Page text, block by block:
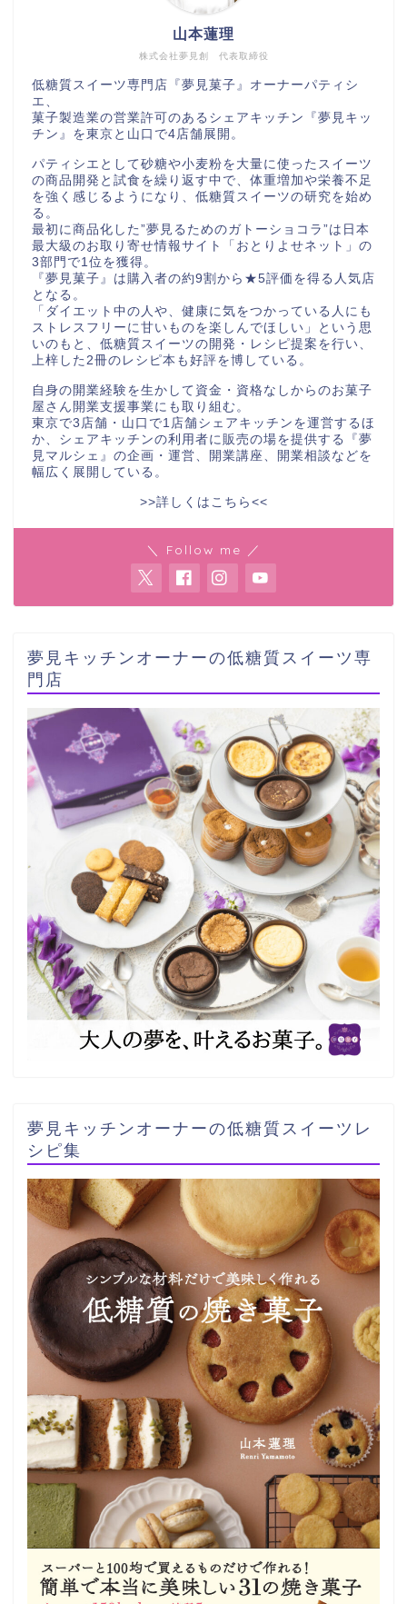
株式会社夢見創 代表取締役
山本蓮理
低糖質スイーツ専門店『夢見菓子』オーナーパティシ
エ、
菓子製造業の営業許可のあるシェアキッチン『夢見キッ
チン』を東京と山口で4店舗展開。
パティシエとして砂糖や小麦粉を大量に使ったスイーツ
の商品開発と試食を繰り返す中で、体重増加や栄養不足
を強く感じるようになり、低糖質スイーツの研究を始め
る。
最初に商品化した”夢見るためのガトーショコラ”は日本
最大級のお取り寄せ情報サイト「おとりよせネット」の
3部門で1位を獲得。
『夢見菓子』は購入者の約9割から★5評価を得る人気店
となる。
「ダイエット中の人や、健康に気をつかっている人にも
ストレスフリーに甘いものを楽しんでほしい」という思
いのもと、低糖質スイーツの開発・レシピ提案を行い、
上梓した2冊のレシピ本も好評を博している。
自身の開業経験を生かして資金・資格なしからのお菓子
屋さん開業支援事業にも取り組む。
東京で3店舗・山口で1店舗シェアキッチンを運営するほ
か、シェアキッチンの利用者に販売の場を提供する『夢
見マルシェ』の企画・運営、開業講座、開業相談などを
幅広く展開している。
>>詳しくはこちら<<
＼ Follow me ／
夢見キッチンオーナーの低糖質スイーツ専
門店
夢見キッチンオーナーの低糖質スイーツレ
シピ集